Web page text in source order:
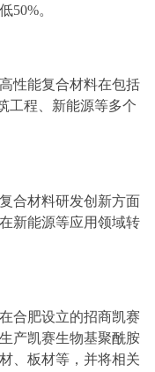
50%。
性能复合材料在包括
工程、新能源等多个
合材料研发创新方面
新能源等应用领域转
合肥设立的招商凯赛
产凯赛生物基聚酰胺
、板材等，并将相关